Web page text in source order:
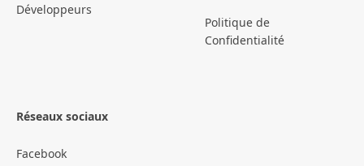
Développeurs
Politique de
Confidentialité
Réseaux sociaux
Facebook